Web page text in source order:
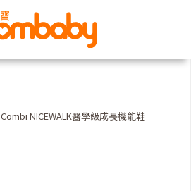
Combi NICEWALK醫學級成長機能鞋